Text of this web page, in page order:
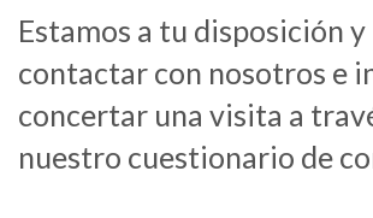
Estamos a tu disposición y
contactar con nosotros e
concertar una visita a
nuestro cuestionario de